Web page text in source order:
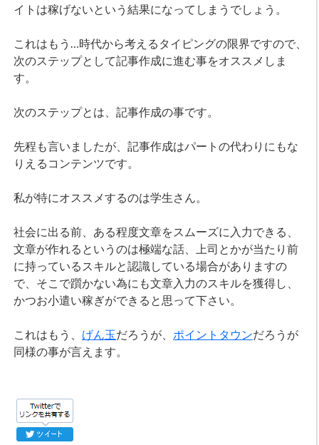
イトは稼げないという結果になってしまうでしょう。
これはもう…時代から考えるタイピングの限界ですので、
次のステップとして記事作成に進む事をオススメしま
す。
次のステップとは、記事作成の事です。
先程も言いましたが、記事作成はパートの代わりにもな
りえるコンテンツです。
私が特にオススメするのは学生さん。
社会に出る前、ある程度文章をスムーズに入力できる、
文章が作れるというのは極端な話、上司とかが当たり前
に持っているスキルと認識している場合がありますの
で、そこで躓かない為にも文章入力のスキルを獲得し、
かつお小遣い稼ぎができると思って下さい。
これはもう、 げん玉だろうが、 ポイントタウンだろうが
同様の事が言えます。